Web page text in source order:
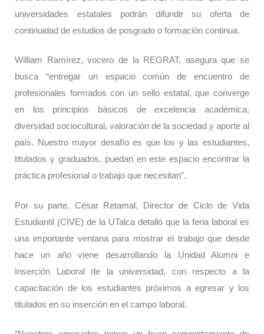
universidades estatales podrán difundir su oferta de
continuidad de estudios de posgrado o formación continua.
William Ramírez, vocero de la REGRAT, asegura que se
busca “entregar un espacio común de encuentro de
profesionales formados con un sello estatal, que converge
en los principios básicos de excelencia académica,
diversidad sociocultural, valoración de la sociedad y aporte al
país. Nuestro mayor desafío es que los y las estudiantes,
titulados y graduados, puedan en este espacio encontrar la
práctica profesional o trabajo que necesitan”.
Por su parte, César Retamal, Director de Ciclo de Vida
Estudiantil (CIVE) de la UTalca detalló que la feria laboral es
una importante ventana para mostrar el trabajo que desde
hace un año viene desarrollando la Unidad Alumni e
Inserción Laboral de la universidad, con respecto a la
capacitación de los estudiantes próximos a egresar y los
titulados en su inserción en el campo laboral.